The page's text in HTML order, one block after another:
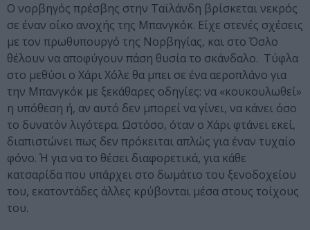
Ο νορβηγός πρέσβης στην Ταϊλάνδη βρίσκεται νεκρός
σε έναν οίκο ανοχής της Μπανγκόκ. Είχε στενές σχέσεις
με τον πρωθυπουργό της Νορβηγίας, και στο Όσλο
θέλουν να αποφύγουν πάση θυσία το σκάνδαλο. Τύφλα
στο μεθύσι ο Χάρι Χόλε θα μπει σε ένα αεροπλάνο για
την Μπανγκόκ με ξεκάθαρες οδηγίες: να «κουκουλωθεί»
η υπόθεση ή, αν αυτό δεν μπορεί να γίνει, να κάνει όσο
το δυνατόν λιγότερα. Ωστόσο, όταν ο Χάρι φτάνει εκεί,
διαπιστώνει πως δεν πρόκειται απλώς για έναν τυχαίο
φόνο. Ή για να το θέσει διαφορετικά, για κάθε
κατσαρίδα που υπάρχει στο δωμάτιο του ξενοδοχείου
του, εκατοντάδες άλλες κρύβονται μέσα στους τοίχους
του.